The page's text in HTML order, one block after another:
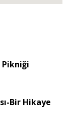
Pikniği
Bir Hikaye